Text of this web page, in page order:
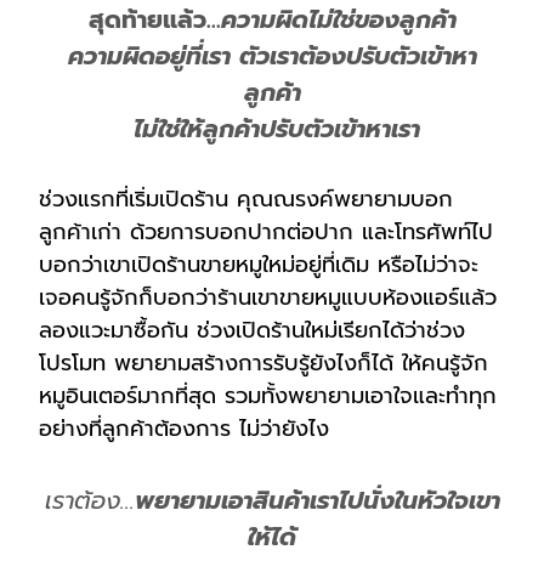
สุดท้ายแล้ว…ความผิดไม่ใช่ของลูกค้า
ความผิดอยู่ที่เรา ตัวเราต้องปรับตัวเข้าหา
ลูกค้า
ไม่ใช่ให้ลูกค้าปรับตัวเข้าหาเรา
ช่วงแรกที่เริ่มเปิดร้าน คุณณรงค์พยายามบอก
ลูกค้าเก่า ด้วยการบอกปากต่อปาก และโทรศัพท์ไป
บอกว่าเขาเปิดร้านขายหมูใหม่อยู่ที่เดิม หรือไม่ว่าจะ
เจอคนรู้จักก็บอกว่าร้านเขาขายหมูแบบห้องแอร์แล้ว
ลองแวะมาซื้อกัน ช่วงเปิดร้านใหม่เรียกได้ว่าช่วง
โปรโมท พยายามสร้างการรับรู้ยังไงก็ได้ ให้คนรู้จัก
หมูอินเตอร์มากที่สุด รวมทั้งพยายามเอาใจและทำทุก
อย่างที่ลูกค้าต้องการ ไม่ว่ายังไง
เราต้อง…พยายามเอาสินค้าเราไปนั่งในหัวใจเขา
ให้ได้